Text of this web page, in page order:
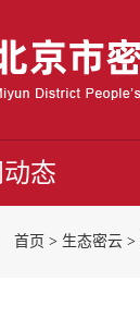
态
首页 > 生态密云 >